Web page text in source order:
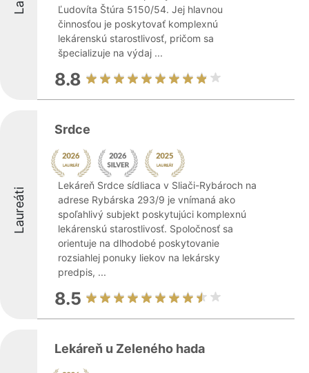
Ľudovíta Štúra 5150/54. Jej hlavnou
činnosťou je poskytovať komplexnú
lekárenskú starostlivosť, pričom sa
špecializuje na výdaj ...
8.8
Laureáti
Srdce
Lekáreň Srdce sídliaca v Sliači-Rybároch na
adrese Rybárska 293/9 je vnímaná ako
spoľahlivý subjekt poskytujúci komplexnú
lekárenskú starostlivosť. Spoločnosť sa
orientuje na dlhodobé poskytovanie
rozsiahlej ponuky liekov na lekársky
predpis, ...
8.5
Lekáreň u Zeleného hada